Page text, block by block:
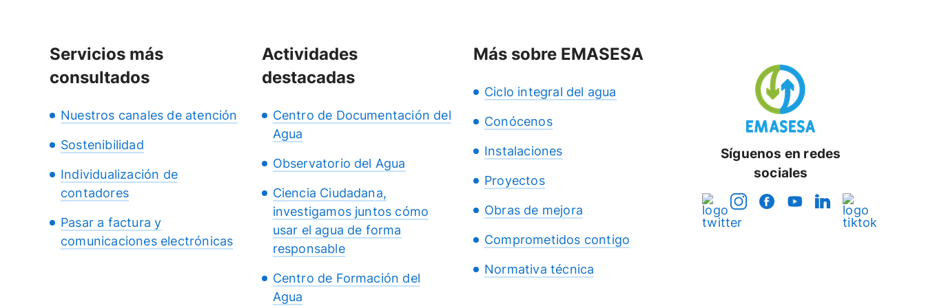
Servicios más
consultados
Nuestros canales de atención
Sostenibilidad
Individualización de
contadores
Pasar a factura y
comunicaciones electrónicas
Actividades
destacadas
Centro de Documentación del
Agua
Observatorio del Agua
Ciencia Ciudadana,
investigamos juntos cómo
usar el agua de forma
responsable
Centro de Formación del
Agua
Más sobre EMASESA
Ciclo integral del agua
Conócenos
Instalaciones
Proyectos
Obras de mejora
Comprometidos contigo
Normativa técnica
Síguenos en redes
sociales